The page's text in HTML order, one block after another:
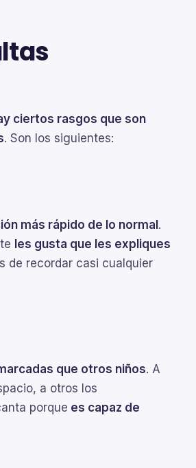
ciertos rasgos que son
. Son los siguientes:
más rápido de lo normal.
les gusta que les expliques
de recordar casi cualquier
que otros niños. A
a otros los
porque es capaz de